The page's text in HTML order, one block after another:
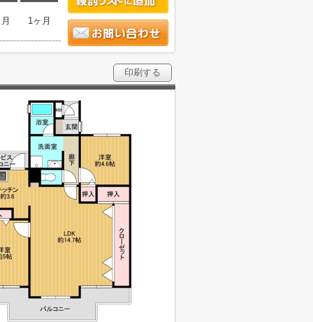
1ヶ月
印刷する